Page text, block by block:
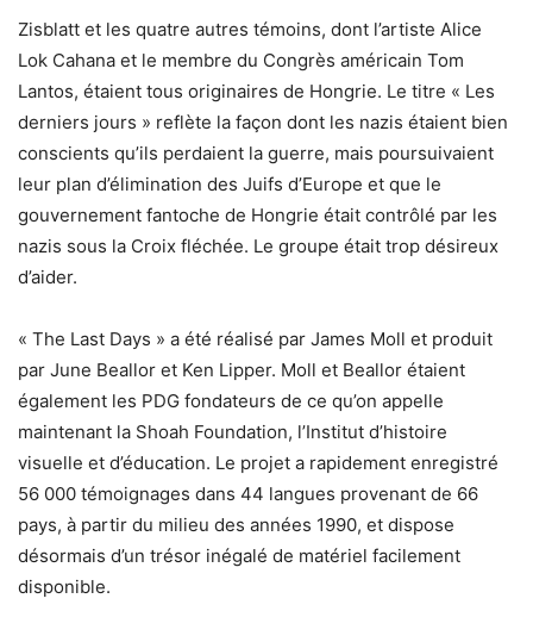
Zisblatt et les quatre autres témoins, dont l’artiste Alice
Lok Cahana et le membre du Congrès américain Tom
Lantos, étaient tous originaires de Hongrie. Le titre « Les
derniers jours » reflète la façon dont les nazis étaient bien
conscients qu’ils perdaient la guerre, mais poursuivaient
leur plan d’élimination des Juifs d’Europe et que le
gouvernement fantoche de Hongrie était contrôlé par les
nazis sous la Croix fléchée. Le groupe était trop désireux
d’aider.
« The Last Days » a été réalisé par James Moll et produit
par June Beallor et Ken Lipper. Moll et Beallor étaient
également les PDG fondateurs de ce qu’on appelle
maintenant la Shoah Foundation, l’Institut d’histoire
visuelle et d’éducation. Le projet a rapidement enregistré
56 000 témoignages dans 44 langues provenant de 66
pays, à partir du milieu des années 1990, et dispose
désormais d’un trésor inégalé de matériel facilement
disponible.